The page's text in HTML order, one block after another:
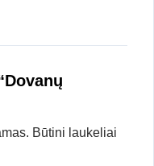
Būtini laukeliai